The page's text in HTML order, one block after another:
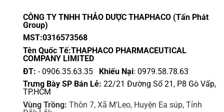
thể
được
chọn
trang
phẩm
thể
được
trang
phẩm
CÔNG TY TNHH THẢO DƯỢC THAPHACO (Tấn Phát
Group)
MST:0316573568
Tên Quốc Tế:THAPHACO PHARMACEUTICAL
COMPANY LIMITED
ĐT: - 0906.35.63.35 Khiếu Nại: 0979.58.78.63
Trưng Bày SP Bán Lẻ: 22/21 Đường Số 21, P8 Gò Vấp,
TP.HCM
Vùng Trồng: Thôn 7, Xã M'Leo, Huyện Ea súp, Tỉnh